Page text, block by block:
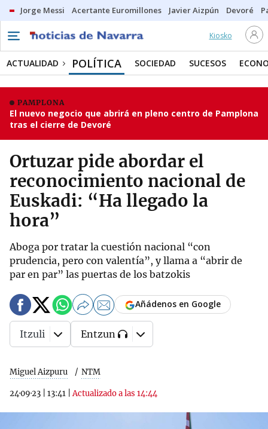
Jorge Messi Acertante Euromillones Javier Aizpún Devoré
Kiosko
ACTUALIDAD POLÍTICA SOCIEDAD SUCESOS
PAMPLONA
El nuevo negocio que abrirá en pleno centro de Pamplona
tras el cierre de Devoré
Ortuzar pide abordar el
reconocimiento nacional de
Euskadi: “Ha llegado la
hora”
Aboga por tratar la cuestión nacional “con
prudencia, pero con valentía”, y llama a “abrir de
par en par” las puertas de los batzokis
Miguel Aizpuru NTM
24·09·23 13:41 |Actualizado a las 14:44
Añádenos en Google
Itzuli Entzun